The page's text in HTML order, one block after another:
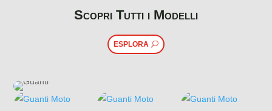
Scopri Tutti i Modelli
ESPLORA